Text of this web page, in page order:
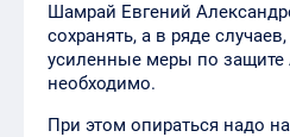
Шамрай Евгений
сохранять, а в ряде
усиленные меры по защите
необходимо.
При этом опираться надо